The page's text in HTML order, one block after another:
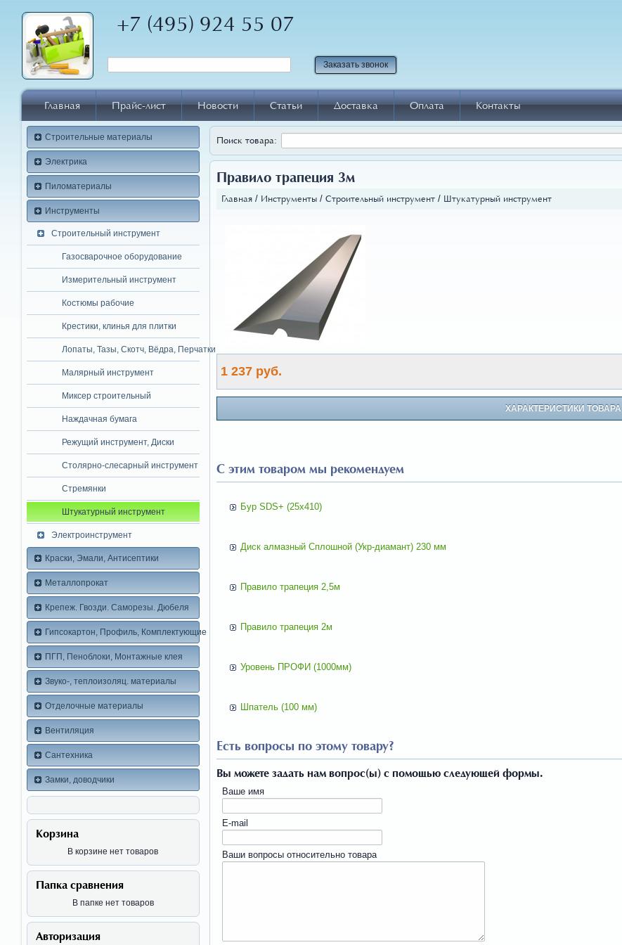
+7 (495) 924 55 07
Заказать звонок
Главная Прайс-лист Новости Статьи Доставка Оплата Контакты
Строительные материалы
Электрика
Пиломатериалы
Инструменты
Строительный инструмент
Газосварочное оборудование
Измерительный инструмент
Костюмы рабочие
Крестики, клинья для плитки
Лопаты, Тазы, Скотч, Вёдра, Перчатки
Малярный инструмент
Миксер строительный
Наждачная бумага
Режущий инструмент, Диски
Столярно-слесарный инструмент
Стремянки
Штукатурный инструмент
Электроинструмент
Краски, Эмали, Антисептики
Металлопрокат
Крепеж. Гвозди. Саморезы. Дюбеля
Гипсокартон, Профиль, Комплектующие
ПГП, Пеноблоки, Монтажные клея
Звуко-, теплоизоляц. материалы
Отделочные материалы
Вентиляция
Сантехника
Замки, доводчики
Корзина
В корзине нет товаров
Папка сравнения
В папке нет товаров
Авторизация
Поиск товара:
Правило трапеция 3м
Главная/ Инструменты/ Строительный инструмент/ Штукатурный инструмент
1 237 руб.
ХАРАКТЕРИСТИКИ ТОВАРА
С этим товаром мы рекомендуем
Бур SDS+ (25х410)
Диск алмазный Сплошной (Укр-диамант) 230 мм
Правило трапеция 2,5м
Правило трапеция 2м
Уровень ПРОФИ (1000мм)
Шпатель (100 мм)
Есть вопросы по этому товару?
Вы можете задать нам вопрос(ы) с помощью следующей формы.
Ваше имя
E-mail
Ваши вопросы относительно товара